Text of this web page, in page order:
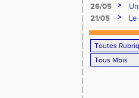
26/05
>
21/05 >
Le